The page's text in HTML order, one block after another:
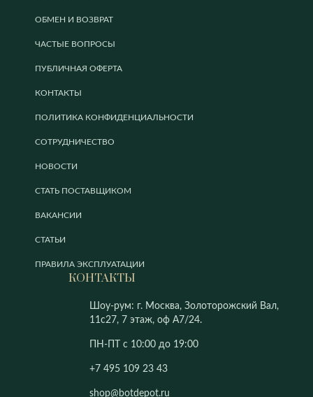
ОБМЕН И ВОЗВРАТ
ЧАСТЫЕ ВОПРОСЫ
ПУБЛИЧНАЯ ОФЕРТА
КОНТАКТЫ
ПОЛИТИКА КОНФИДЕНЦИАЛЬНОСТИ
СОТРУДНИЧЕСТВО
НОВОСТИ
СТАТЬ ПОСТАВЩИКОМ
ВАКАНСИИ
СТАТЬИ
ПРАВИЛА ЭКСПЛУАТАЦИИ
КОНТАКТЫ
Шоу-рум: г. Москва, Золоторожский Вал,
11с27, 7 этаж, оф А7/24.
ПН-ПТ с 10:00 до 19:00
+7 495 109 23 43
shop@botdepot.ru